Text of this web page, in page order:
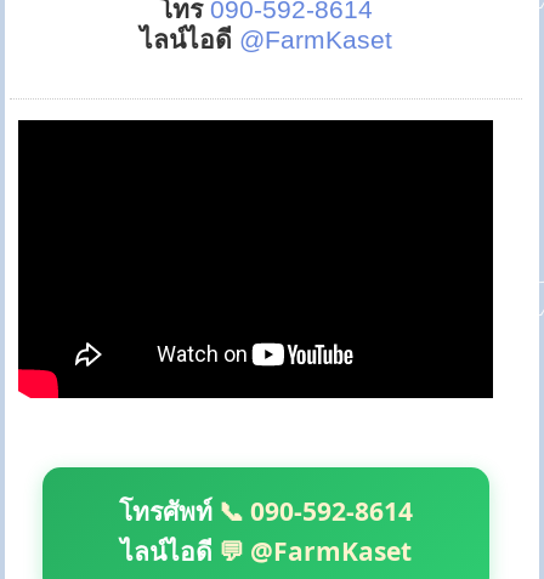
โทร 090-592-8614
ไลน์ไอดี @FarmKaset
โทรศัพท์ 📞 090-592-8614
ไลน์ไอดี 💬 @FarmKaset